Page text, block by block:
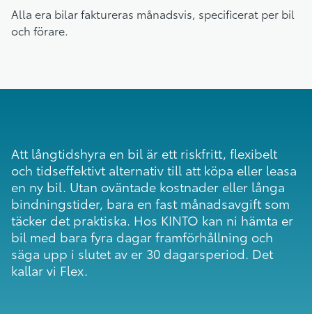
Alla era bilar faktureras månadsvis, specificerat per bil
och förare.
Att långtidshyra en bil är ett riskfritt, flexibelt
och tidseffektivt alternativ till att köpa eller leasa
en ny bil. Utan oväntade kostnader eller långa
bindningstider, bara en fast månadsavgift som
täcker det praktiska. Hos KINTO kan ni hämta er
bil med bara fyra dagar framförhållning och
säga upp i slutet av er 30 dagarsperiod. Det
kallar vi Flex.